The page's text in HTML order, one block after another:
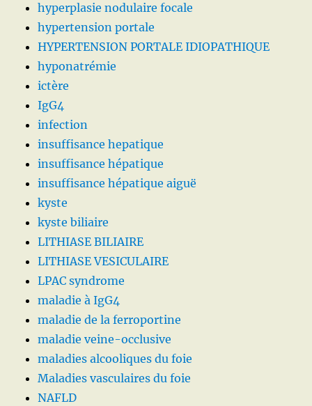
hyperplasie nodulaire focale
hypertension portale
HYPERTENSION PORTALE IDIOPATHIQUE
hyponatrémie
ictère
IgG4
infection
insuffisance hepatique
insuffisance hépatique
insuffisance hépatique aiguë
kyste
kyste biliaire
LITHIASE BILIAIRE
LITHIASE VESICULAIRE
LPAC syndrome
maladie à IgG4
maladie de la ferroportine
maladie veine-occlusive
maladies alcooliques du foie
Maladies vasculaires du foie
NAFLD